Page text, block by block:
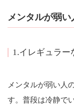
メンタルが弱
1.イレギュラー
メンタルが弱い人
す。普段は冷静で